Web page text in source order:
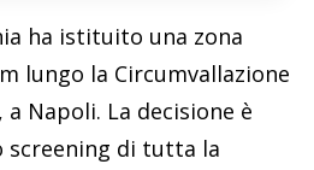
ha istituito una zona
lungo la Circumvallazione
Napoli. La decisione è
screening di tutta la